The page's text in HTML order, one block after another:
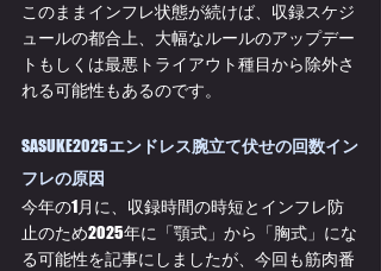
このままインフレ状態が続けば、収録スケジ
ュールの都合上、大幅なルールのアップデー
トもしくは最悪トライアウト種目から除外さ
れる可能性もあるのです。
SASUKE2025エンドレス腕立て伏せの回数イン
フレの原因
今年の1月に、収録時間の時短とインフレ防
止のため2025年に「顎式」から「胸式」にな
る可能性を記事にしましたが、今回も筋肉番